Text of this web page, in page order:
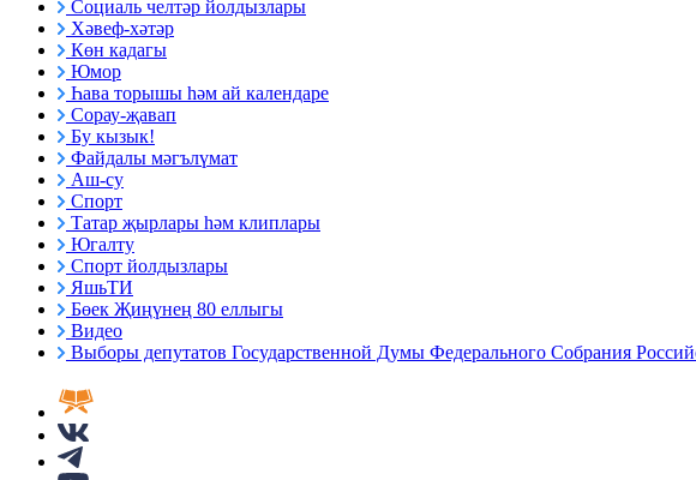
Социаль челтәр йолдызлары
Хәвеф-хәтәр
Көн кадагы
Юмор
Һава торышы һәм ай календаре
Сорау-җавап
Бу кызык!
Файдалы мәгълүмат
Аш-су
Спорт
Татар җырлары һәм клиплары
Югалту
Спорт йолдызлары
ЯшьТИ
Бөек Җиңүнең 80 еллыгы
Видео
Выборы депутатов Государственной Думы Федерального Собрания